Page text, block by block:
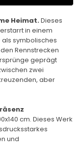
Heimat.Dieses
in einem
als symbolisches
Rennstrecken
geprägt
zwei
aber
cm. Dieses Werk
und